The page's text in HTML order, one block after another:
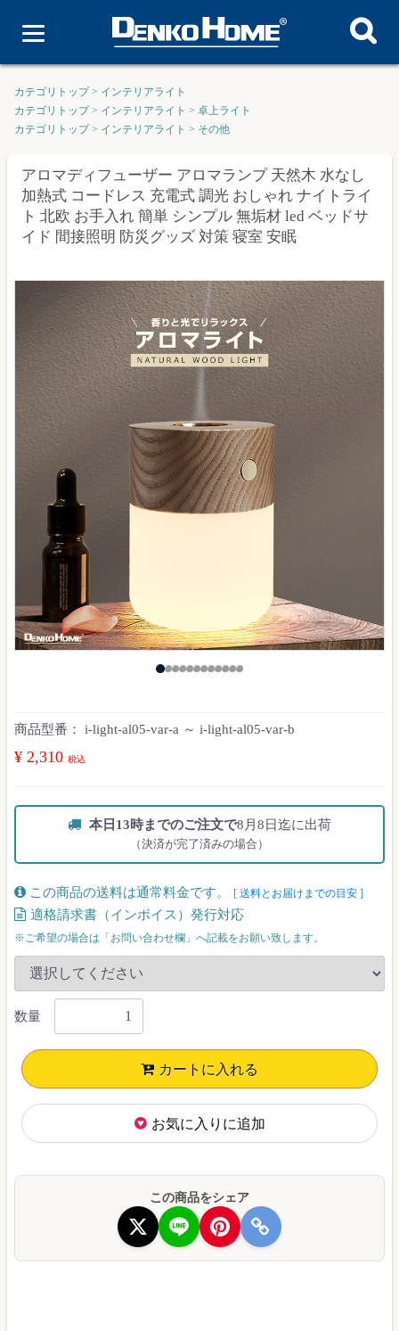
カテゴリトップ > インテリアライト
カテゴリトップ > インテリアライト > 卓上ライト
カテゴリトップ > インテリアライト > その他
アロマディフューザー アロマランプ 天然木 水なし
加熱式 コードレス 充電式 調光 おしゃれ ナイトライ
ト 北欧 お手入れ 簡単 シンプル 無垢材 led ベッドサ
イド 間接照明 防災グッズ 対策 寝室 安眠
商品型番： i-light-al05-var-a ～ i-light-al05-var-b
¥ 2,310 税込
本日13時までのご注文で8月8日迄に出荷
（決済が完了済みの場合）
この商品の送料は通常料金です。 [ 送料とお届けまでの目安 ]
適格請求書（インボイス）発行対応
※ご希望の場合は「お問い合わせ欄」へ記載をお願い致します。
数量
カートに入れる
お気に入りに追加
この商品をシェア